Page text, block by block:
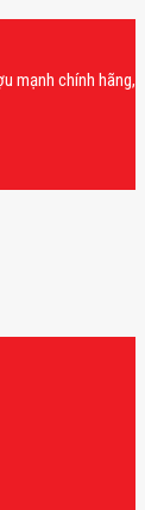
chính hãng, rượu